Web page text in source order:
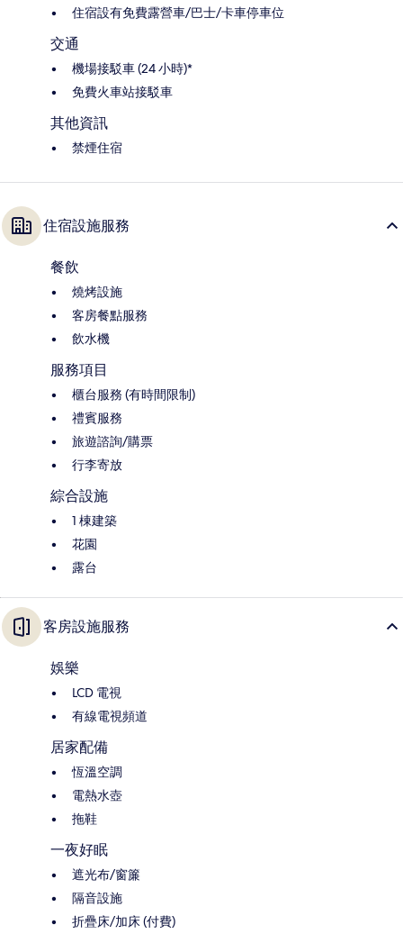
住宿設有免費露營車/巴士/卡車停車位
交通
機場接駁車 (24 小時)*
免費火車站接駁車
其他資訊
禁煙住宿
住宿設施服務
餐飲
燒烤設施
客房餐點服務
飲水機
服務項目
櫃台服務 (有時間限制)
禮賓服務
旅遊諮詢/購票
行李寄放
綜合設施
1 棟建築
花園
露台
客房設施服務
娛樂
LCD 電視
有線電視頻道
居家配備
恆溫空調
電熱水壺
拖鞋
一夜好眠
遮光布/窗簾
隔音設施
折疊床/加床 (付費)